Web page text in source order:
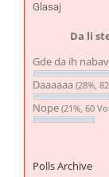
Glasaj
Da li
Gde da ih
Daaaaaa (28%,
Nope (21%, 60
Polls Archive